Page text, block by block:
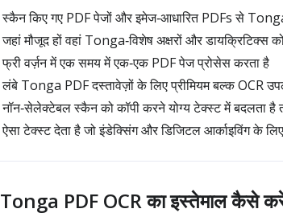
स्कैन किए गए PDF पेजों और इमेज‑आधारित PDFs से
जहां मौजूद हों वहां Tonga‑विशेष अक्षरों और डायक्रिटिक्स
फ्री वर्ज़न में एक समय में एक‑एक PDF पेज प्रोसेस करता है
लंबे Tonga PDF दस्तावेज़ों के लिए प्रीमियम बल्क OCR
नॉन‑सेलेक्टेबल स्कैन को कॉपी करने योग्य टेक्स्ट में बदलता
ऐसा टेक्स्ट देता है जो इंडेक्सिंग और डिजिटल आर्काइविंग के
Tonga PDF OCR का इस्तेमाल कैसे